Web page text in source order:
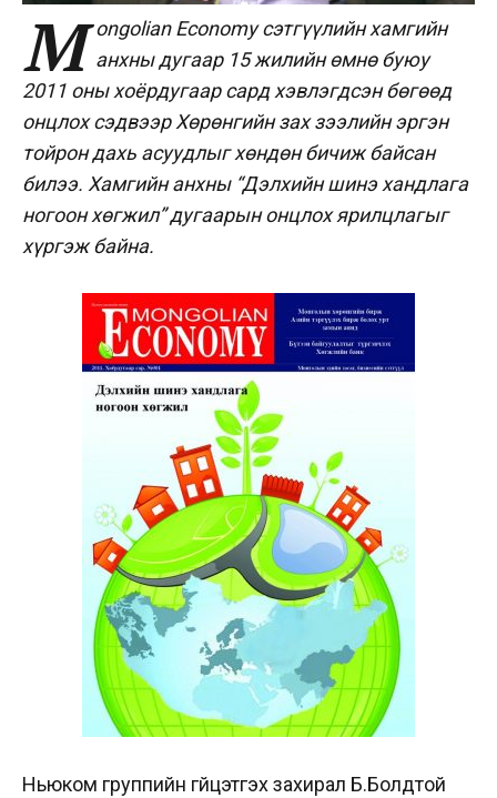
M ongolian Economy сэтгүүлийн хамгийн
анхны дугаар 15 жилийн өмнө буюу
2011 оны хоёрдугаар сард хэвлэгдсэн бөгөөд
онцлох сэдвээр Хөрөнгийн зах зээлийн эргэн
тойрон дахь асуудлыг хөндөн бичиж байсан
билээ. Хамгийн анхны “Дэлхийн шинэ хандлага
ногоон хөгжил” дугаарын онцлох ярилцлагыг
хүргэж байна.
Ньюком группийн гүйцэтгэх захирал Б.Болдтой